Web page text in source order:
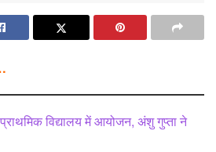
विद्यालय में आयोजन, अंशु गुप्ता ने